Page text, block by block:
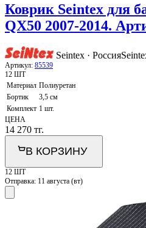
Коврик Seintex для
QX50 2007-2014.
Seintex · Россия
Артикул: 85539
12 ШТ
Материал Полиуретан
Бортик
3,5 см
Комплект 1 шт.
ЦЕНА
14 270 тг.
В КОРЗИНУ
12 ШТ
Отправка: 11 августа (вт)